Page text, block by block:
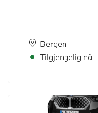
PlassBergen
Leveringstid
Tilgjengelig nå